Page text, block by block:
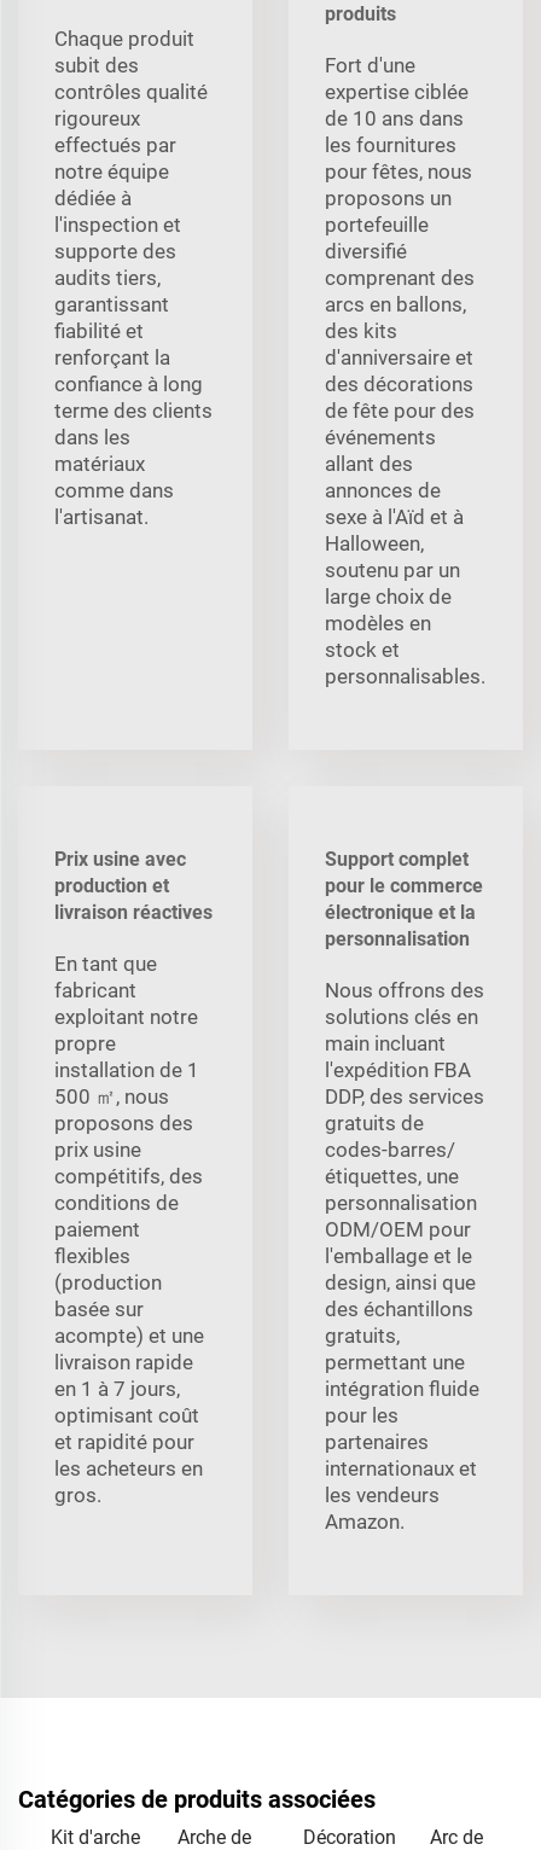
Chaque produit
subit des
contrôles qualité
rigoureux
effectués par
notre équipe
dédiée à
l'inspection et
supporte des
audits tiers,
garantissant
fiabilité et
renforçant la
confiance à long
terme des clients
dans les
matériaux
comme dans
l'artisanat.
produits
Fort d'une
expertise ciblée
de 10 ans dans
les fournitures
pour fêtes, nous
proposons un
portefeuille
diversifié
comprenant des
arcs en ballons,
des kits
d'anniversaire et
des décorations
de fête pour des
événements
allant des
annonces de
sexe à l'Aïd et à
Halloween,
soutenu par un
large choix de
modèles en
stock et
personnalisables.
Prix usine avec
production et
livraison réactives
En tant que
fabricant
exploitant notre
propre
installation de 1
500 ㎡, nous
proposons des
prix usine
compétitifs, des
conditions de
paiement
flexibles
(production
basée sur
acompte) et une
livraison rapide
en 1 à 7 jours,
optimisant coût
et rapidité pour
les acheteurs en
gros.
Support complet
pour le commerce
électronique et la
personnalisation
Nous offrons des
solutions clés en
main incluant
l'expédition FBA
DDP, des services
gratuits de
codes-barres/
étiquettes, une
personnalisation
ODM/OEM pour
l'emballage et le
design, ainsi que
des échantillons
gratuits,
permettant une
intégration fluide
pour les
partenaires
internationaux et
les vendeurs
Amazon.
Catégories de produits associées
Kit d'arche
Arche de
Décoration
Arc de